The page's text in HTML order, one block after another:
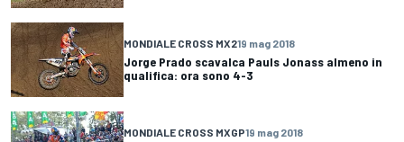
MONDIALE CROSS MX219 mag 2018
Jorge Prado scavalca Pauls Jonass almeno in
qualifica: ora sono 4-3
MONDIALE CROSS MXGP19 mag 2018